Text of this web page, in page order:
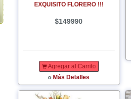
EXQUISITO FLORERO !!!
$149990
Agregar al Carrito
o Más Detalles